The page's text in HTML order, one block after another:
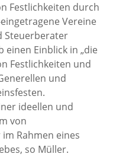
Festlichkeiten durch
Vereine
Steuerberater
Einblick in „die
Festlichkeiten und
und
ideellen und
von
Rahmen eines
so Müller.